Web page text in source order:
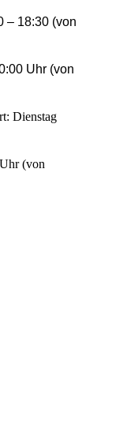
– 18:30 (von
Uhr (von
Dienstag
(von